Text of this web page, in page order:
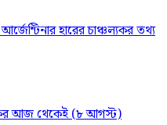
হারের চাঞ্চল্যকর তথ্য
আজ থেকেই (৮ আগস্ট)